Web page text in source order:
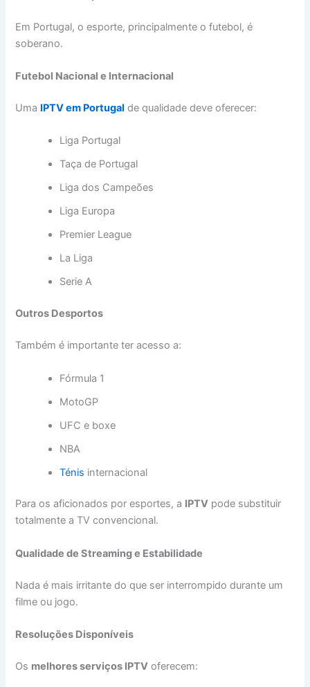
Em Portugal, o esporte, principalmente o futebol, é
soberano.
Futebol Nacional e Internacional
Uma IPTV em Portugal de qualidade deve oferecer:
Liga Portugal
Taça de Portugal
Liga dos Campeões
Liga Europa
Premier League
La Liga
Serie A
Outros Desportos
Também é importante ter acesso a:
Fórmula 1
MotoGP
UFC e boxe
NBA
Ténis internacional
Para os aficionados por esportes, a IPTV pode substituir
totalmente a TV convencional.
Qualidade de Streaming e Estabilidade
Nada é mais irritante do que ser interrompido durante um
filme ou jogo.
Resoluções Disponíveis
Os melhores serviços IPTV oferecem: